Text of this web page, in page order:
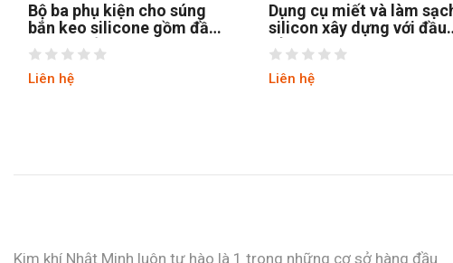
Dụng cụ miết và làm sạch
silicon xây dựng với đầu
sủi inox GT772
Liên hệ
Dụng cụ trám trét nứt
GT774 chuyên nghiệp 11
cấu hình
Liên hệ